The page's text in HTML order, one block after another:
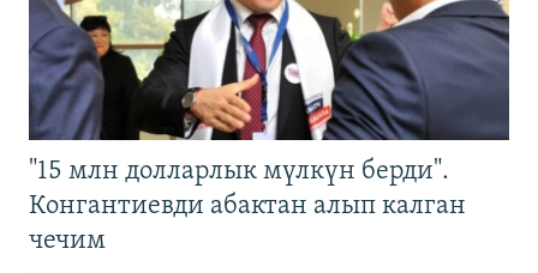
"15 млн долларлык мүлкүн берди".
Конгантиевди абактан алып калган
чечим